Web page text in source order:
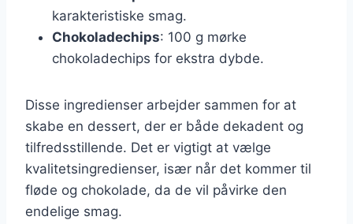
karakteristiske smag.
Chokoladechips: 100 g mørke
chokoladechips for ekstra dybde.
Disse ingredienser arbejder sammen for at
skabe en dessert, der er både dekadent og
tilfredsstillende. Det er vigtigt at vælge
kvalitetsingredienser, især når det kommer til
fløde og chokolade, da de vil påvirke den
endelige smag.